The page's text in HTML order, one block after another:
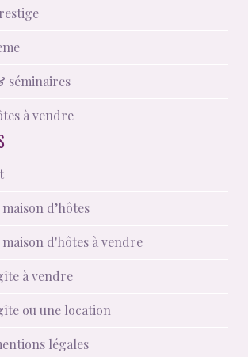
séminaires
à vendre
d’hôtes
d'hôtes à vendre
à vendre
ou une location
légales